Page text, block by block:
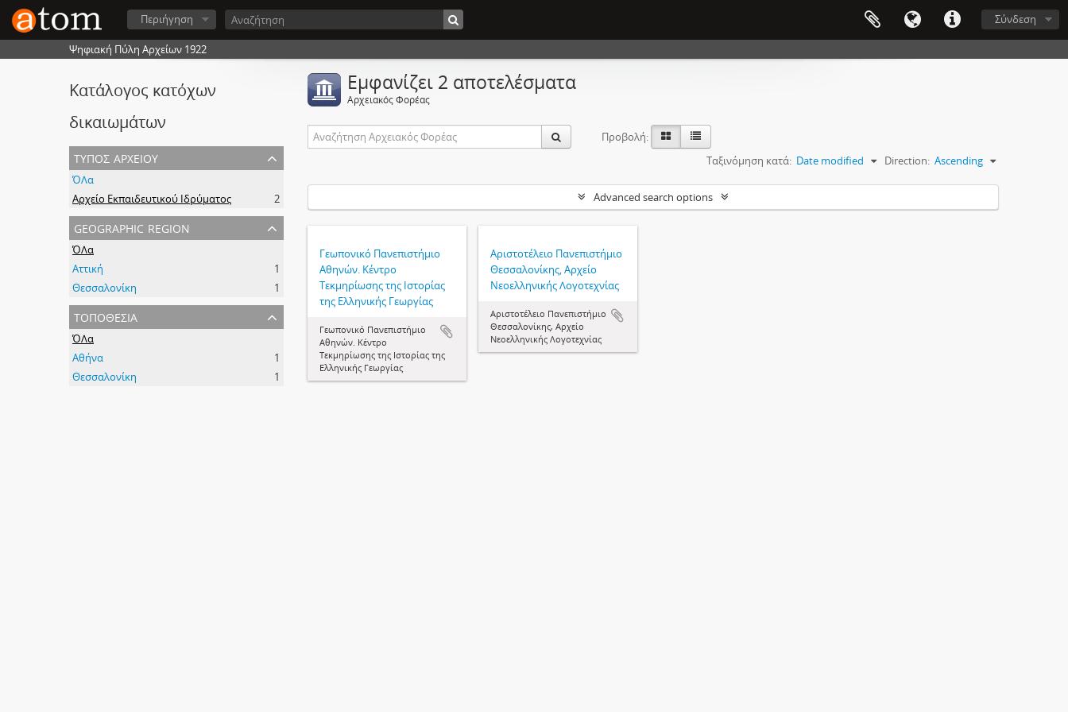
Σύνδεση
Περιήγηση
Ψηφιακή Πύλη Αρχείων 1922
Κατάλογος κατόχων
δικαιωμάτων
τύπος αρχείου
ΌΛα
Αρχείο Εκπαιδευτικού Ιδρύματος
2
geographic region
ΌΛα
Αττική
1
Θεσσαλονίκη
1
τοποθεσία
ΌΛα
Αθήνα
1
Θεσσαλονίκη
1
Εμφανίζει 2 αποτελέσματα
Αρχειακός Φορέας
Προβολή:
Ταξινόμηση κατά: Date modified Direction: Ascending
Advanced search options
Γεωπονικό Πανεπιστήμιο
Αθηνών. Κέντρο
Τεκμηρίωσης της Ιστορίας
της Ελληνικής Γεωργίας
Γεωπονικό Πανεπιστήμιο
Αθηνών. Κέντρο
Τεκμηρίωσης της Ιστορίας της
Ελληνικής Γεωργίας
Αριστοτέλειο Πανεπιστήμιο
Θεσσαλονίκης, Αρχείο
Νεοελληνικής Λογοτεχνίας
Αριστοτέλειο Πανεπιστήμιο
Θεσσαλονίκης, Αρχείο
Νεοελληνικής Λογοτεχνίας